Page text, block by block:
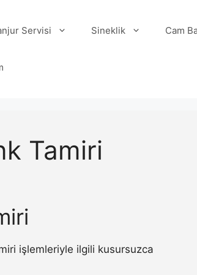
Servisi Sineklik Cam
Tamiri
işlemleriyle ilgili kusursuzca